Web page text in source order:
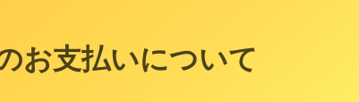
お支払いについて